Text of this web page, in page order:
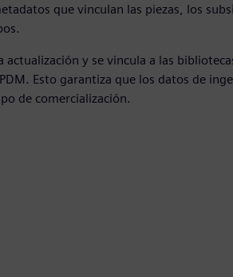
que vinculan las piezas, los
actualización y se vincula a las
Esto garantiza que los datos de
de comercialización.